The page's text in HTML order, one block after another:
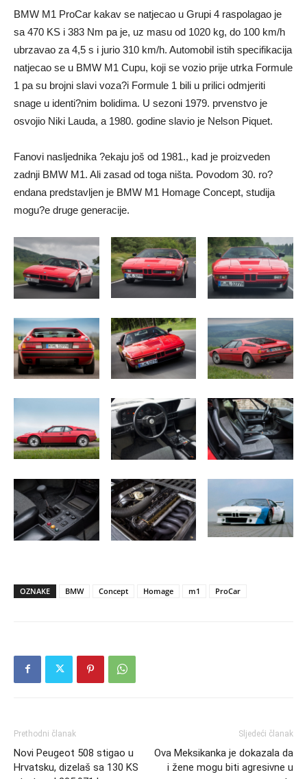
BMW M1 ProCar kakav se natjecao u Grupi 4 raspolagao je
sa 470 KS i 383 Nm pa je, uz masu od 1020 kg, do 100 km/h
ubrzavao za 4,5 s i jurio 310 km/h. Automobil istih specifikacija
natjecao se u BMW M1 Cupu, koji se vozio prije utrka Formule
1 pa su brojni slavi voza?i Formule 1 bili u prilici odmjeriti
snage u identi?nim bolidima. U sezoni 1979. prvenstvo je
osvojio Niki Lauda, a 1980. godine slavio je Nelson Piquet.
Fanovi nasljednika ?ekaju još od 1981., kad je proizveden
zadnji BMW M1. Ali zasad od toga ništa. Povodom 30. ro?
endana predstavljen je BMW M1 Homage Concept, studija
mogu?e druge generacije.
OZNAKE BMW Concept Homage m1 ProCar
Prethodni članak
Novi Peugeot 508 stigao u
Hrvatsku, dizelaš sa 130 KS
Sljedeći članak
Ova Meksikanka je dokazala da
i žene mogu biti agresivne u